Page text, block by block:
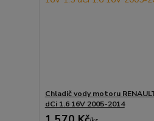
Chladič vody motoru
dCi 1.6 16V 2005-2014